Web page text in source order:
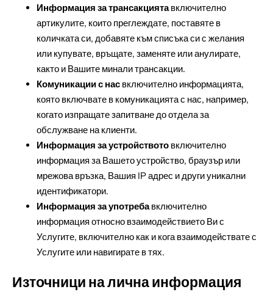
Информация за трансакциятавключително
артикулите, които преглеждате, поставяте в
количката си, добавяте към списъка си с желания
или купувате, връщате, заменяте или анулирате,
както и Вашите минали трансакции.
Комуникации с нас включително информацията,
която включвате в комуникацията с нас, например,
когато изпращате запитване до отдела за
обслужване на клиенти.
Информация за устройството включително
информация за Вашето устройство, браузър или
мрежова връзка, Вашия IP адрес и други уникални
идентификатори.
Информация за употребавключително
информация относно взаимодействието Ви с
Услугите, включително как и кога взаимодействате с
Услугите или навигирате в тях.
Източници на лична информация